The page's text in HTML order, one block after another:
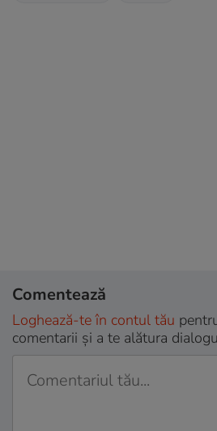
Comentează
Loghează-te în contul tău
comentarii și a te alătura